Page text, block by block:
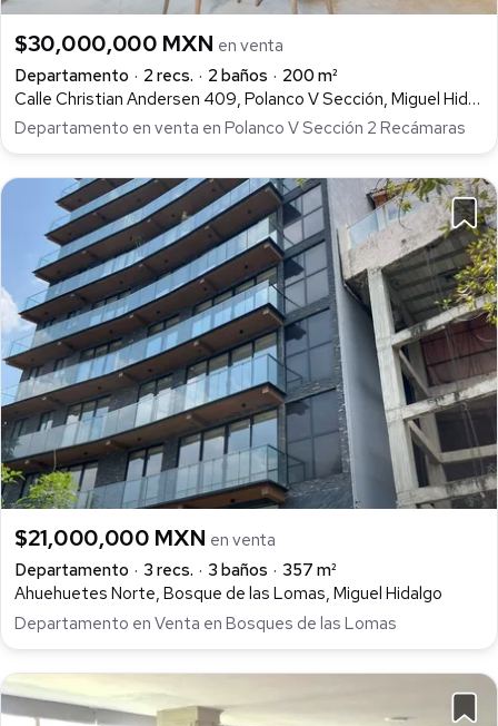
$30,000,000 MXN en venta
Departamento
2 recs. 2 baños
200 m²
Calle Christian Andersen 409, Polanco V Sección, Miguel Hidalgo
Departamento en venta en Polanco V Sección 2 Recámaras
$21,000,000 MXN en venta
Departamento
3 recs. 3 baños
357 m²
Ahuehuetes Norte, Bosque de las Lomas, Miguel Hidalgo
Departamento en Venta en Bosques de las Lomas